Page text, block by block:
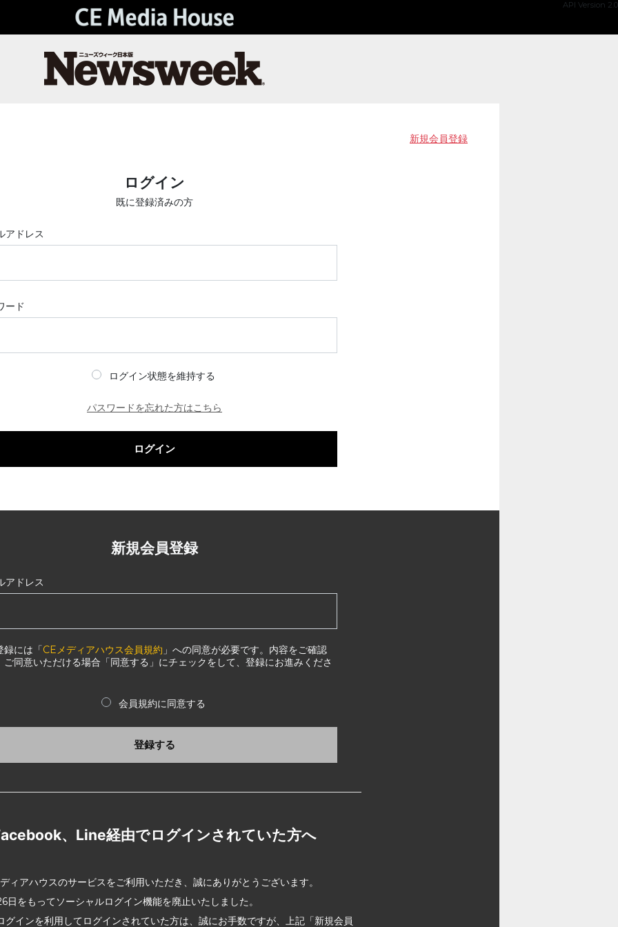
API Version 2.0
新規会員登録
ログイン
既に登録済みの方
アドレス
ード
ログイン状態を維持する
パスワードを忘れた方はこちら
ログイン
新規会員登録
アドレス
録には「CEメディアハウス会員規約 」への同意が必要です。内容をご確認
ご同意いただける場合「同意する」にチェックをして、登録にお進みくださ
会員規約に同意する
登録する
、Line経由でログインされていた方へ
ィアハウスのサービスをご利用いただき、誠にありがとうございます。
日をもってソーシャルログイン機能を廃止いたしました。
グインを利用してログインされていた方は、誠にお手数ですが、上記「新規会員